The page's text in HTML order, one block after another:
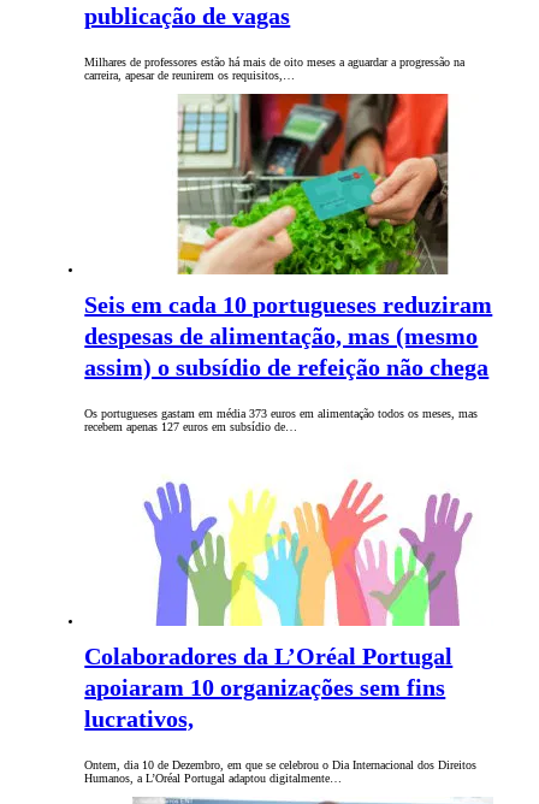
publicação de vagas
Milhares de professores estão há mais de oito meses a aguardar a progressão na
carreira, apesar de reunirem os requisitos,…
Seis em cada 10 portugueses reduziram
despesas de alimentação, mas (mesmo
assim) o subsídio de refeição não chega
Os portugueses gastam em média 373 euros em alimentação todos os meses, mas
recebem apenas 127 euros em subsídio de…
Colaboradores da L’Oréal Portugal
apoiaram 10 organizações sem fins
lucrativos,
Ontem, dia 10 de Dezembro, em que se celebrou o Dia Internacional dos Direitos
Humanos, a L’Oréal Portugal adaptou digitalmente…